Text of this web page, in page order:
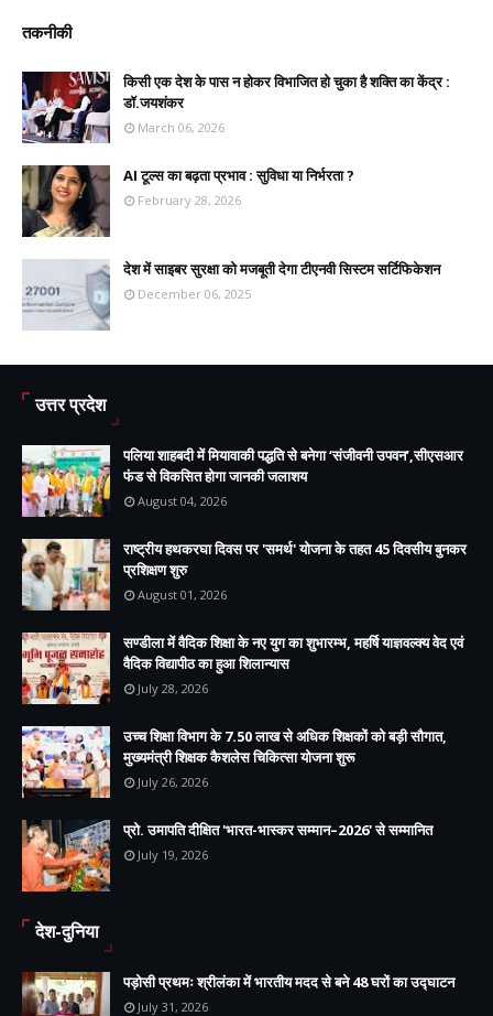
तकनीकी
किसी एक देश के पास न होकर विभाजित हो चुका है शक्ति का केंद्र :
डॉ.जयशंकर
March 06, 2026
AI टूल्स का बढ़ता प्रभाव : सुविधा या निर्भरता ?
February 28, 2026
देश में साइबर सुरक्षा को मजबूती देगा टीएनवी सिस्टम सर्टिफिकेशन
December 06, 2025
उत्तर प्रदेश
पलिया शाहबदी में मियावाकी पद्धति से बनेगा ‘संजीवनी उपवन’,सीएसआर
फंड से विकसित होगा जानकी जलाशय
August 04, 2026
राष्ट्रीय हथकरघा दिवस पर 'समर्थ' योजना के तहत 45 दिवसीय बुनकर
प्रशिक्षण शुरु
August 01, 2026
सण्डीला में वैदिक शिक्षा के नए युग का शुभारम्भ, महर्षि याज्ञवल्क्य वेद एवं
वैदिक विद्यापीठ का हुआ शिलान्यास
July 28, 2026
उच्च शिक्षा विभाग के 7.50 लाख से अधिक शिक्षकों को बड़ी सौगात,
मुख्यमंत्री शिक्षक कैशलेस चिकित्सा योजना शुरू
July 26, 2026
प्रो. उमापति दीक्षित 'भारत-भास्कर सम्मान–2026' से सम्मानित
July 19, 2026
देश-दुनिया
पड़ोसी प्रथमः श्रीलंका में भारतीय मदद से बने 48 घरों का उद्घाटन
July 31, 2026